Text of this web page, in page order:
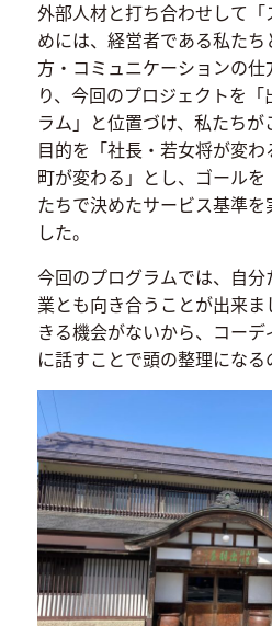
外部人材と打ち合わせして
めには、経営者である私た
方・コミュニケーションの
り、今回のプロジェクトを
ラム」と位置づけ、私たち
目的を「社長・若女将が変わ
町が変わる」とし、ゴール
たちで決めたサービス基準
した。
今回のプログラムでは、自
業とも向き合うことが出来
きる機会がないから、コー
に話すことで頭の整理になる